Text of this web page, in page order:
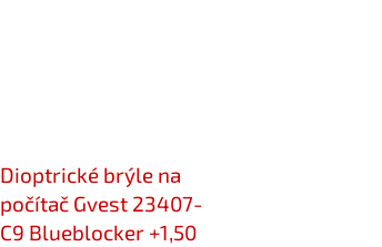
Dioptrické brýle na
počítač Gvest 23407-
C9 Blueblocker +1,50